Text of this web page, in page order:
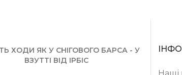
ХОДИ ЯК У СНІГОВОГО БАРСА - У
ВЗУТТІ ВІД ІРБІС